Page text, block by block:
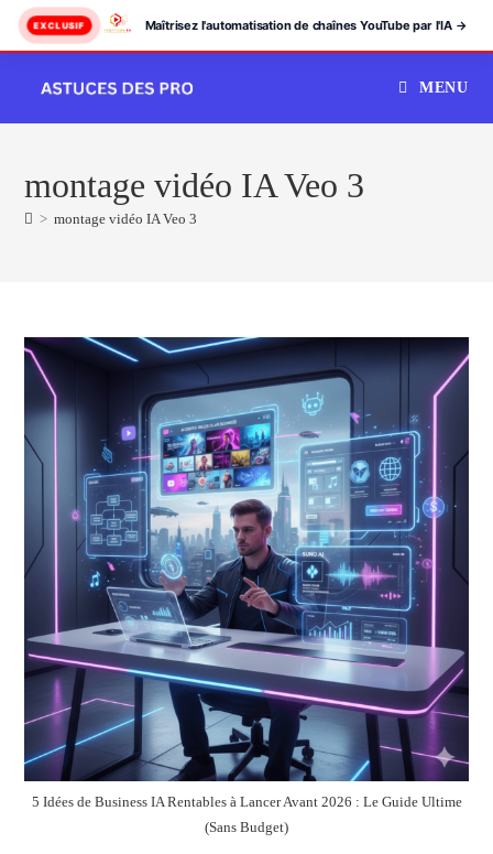
EXCLUSIF Maîtrisez l'automatisation de chaînes YouTube par l'IA →
content
MENU
montage vidéo IA Veo 3
> montage vidéo IA Veo 3
5 Idées de Business IA Rentables à Lancer Avant 2026 : Le Guide Ultime
(Sans Budget)